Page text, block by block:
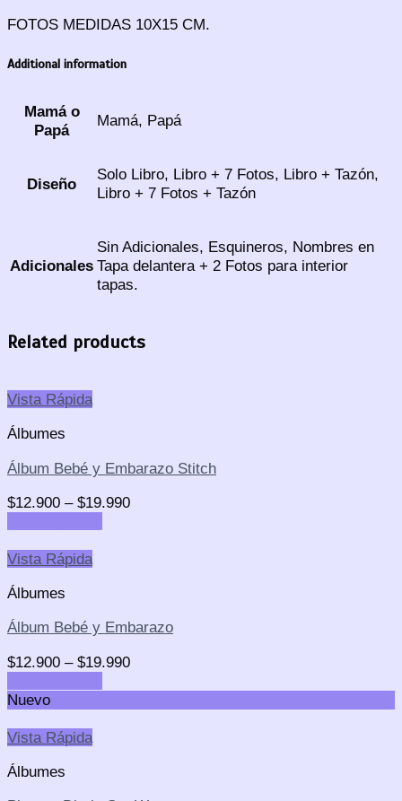
FOTOS MEDIDAS 10X15 CM.
Additional information
Mamá o
Papá
Mamá, Papá
Diseño
Solo Libro, Libro + 7 Fotos, Libro + Tazón,
Libro + 7 Fotos + Tazón
Adicionales
Sin Adicionales, Esquineros, Nombres en
Tapa delantera + 2 Fotos para interior
tapas.
Related products
Vista Rápida
Álbumes
Álbum Bebé y Embarazo Stitch
$12.900 – $19.990
Vista Rápida
Álbumes
Álbum Bebé y Embarazo
$12.900 – $19.990
Nuevo
Vista Rápida
Álbumes